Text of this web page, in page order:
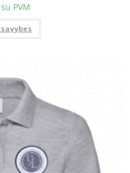
su PVM